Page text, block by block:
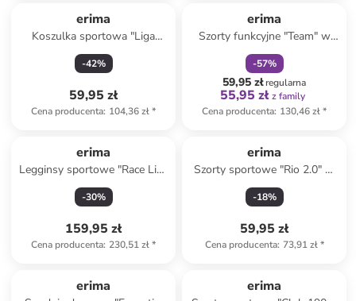
erima
Koszulka sportowa "Liga
Trikot" w kolorze granatowym
-42%
59,95 zł
Cena producenta: 104,36 zł*
erima
Szorty funkcyjne "Team" w
kolorze czarnym
-57%
59,95 złregularna
55,95 zł z family
Cena producenta: 130,46 zł*
erima
Legginsy sportowe "Race Line
2.0" w kolorze czarnym
-30%
159,95 zł
Cena producenta: 230,51 zł*
erima
Szorty sportowe "Rio 2.0" w
kolorze granatowym
-18%
59,95 zł
Cena producenta: 73,91 zł*
erima erima